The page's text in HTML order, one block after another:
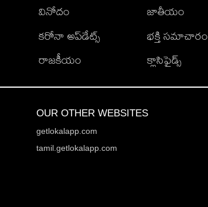
వినోదం
కరోనా అప్‌డేట్స్
రాజకీయం
జాతీయం
భక్తి సమాచారం
క్లాసిఫైడ్స్
OUR OTHER WEBSITES
getlokalapp.com
tamil.getlokalapp.com